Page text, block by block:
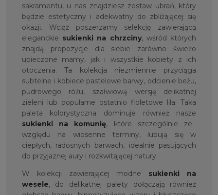
sakramentu, u nas znajdziesz zestaw ubrań, który
będzie estetyczny i adekwatny do zbliżającej się
okazji. Wciąż poszerzamy selekcję zawierającą
eleganckie sukienki na chrzciny, wśród których
znajdą propozycje dla siebie zarówno świeżo
upieczone mamy, jak i wszystkie kobiety z ich
otoczenia. Ta kolekcja niezmiennie przyciąga
subtelne i kobiece pastelowe barwy, odcienie beżu,
pudrowego różu, szałwiową wersję delikatnej
zieleni lub popularne ostatnio fioletowe lila. Taka
paleta kolorystyczna dominuje również nasze
sukienki na komunię, które szczególnie ze
względu na wiosenne terminy, lubują się w
ciepłych, radosnych barwach, idealnie pasujących
do przyjaznej aury i rozkwitającej natury.
W kolekcji zawierającej modne sukienki na
wesele, do delikatnej palety dołączają również